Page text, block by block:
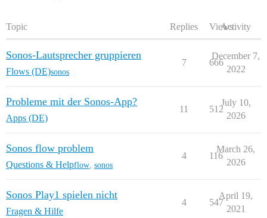
Topic Replies ViewsActivity
Sonos-Lautsprecher gruppieren
Flows (DE)sonos
7 666
December 7,
2022
Probleme mit der Sonos-App?
Apps (DE)
11 512
July 10,
2026
Sonos flow problem
Questions & Helpflow sonos
4 116
March 26,
2026
Sonos Play1 spielen nicht
Fragen & Hilfe
4 547
April 19,
2021